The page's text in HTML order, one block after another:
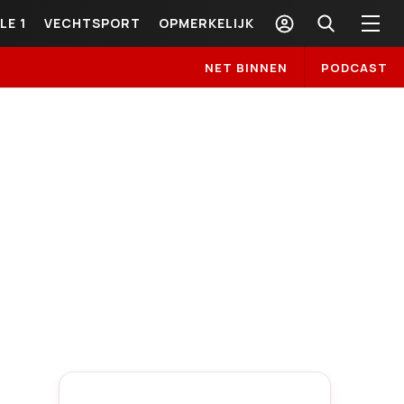
1 VECHTSPORT OPMERKELIJK
NET BINNEN PODCAST